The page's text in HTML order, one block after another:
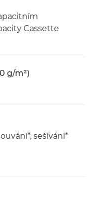
Cassette
g/m²)
sešívání*